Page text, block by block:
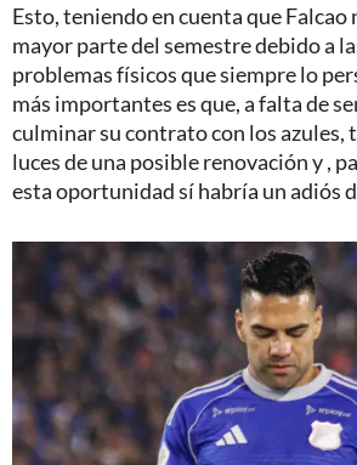
Esto, teniendo en cuenta que Falcao
mayor parte del semestre debido a
problemas físicos que siempre lo
más importantes es que, a falta de
culminar su contrato con los azules,
luces de una posible renovación y ,
esta oportunidad sí habría un adiós